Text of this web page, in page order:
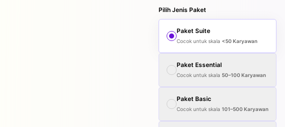
Pilih Jenis Paket
Paket Suite
Cocok untuk skala <50 Karyawan
Paket Essential
Cocok untuk skala 50–100 Karyawan
Paket Basic
Cocok untuk skala 101–500 Karyawan